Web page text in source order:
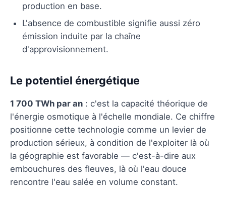
production en base.
L'absence de combustible signifie aussi zéro
émission induite par la chaîne
d'approvisionnement.
Le potentiel énergétique
1 700 TWh par an : c'est la capacité théorique de
l'énergie osmotique à l'échelle mondiale. Ce chiffre
positionne cette technologie comme un levier de
production sérieux, à condition de l'exploiter là où
la géographie est favorable — c'est-à-dire aux
embouchures des fleuves, là où l'eau douce
rencontre l'eau salée en volume constant.